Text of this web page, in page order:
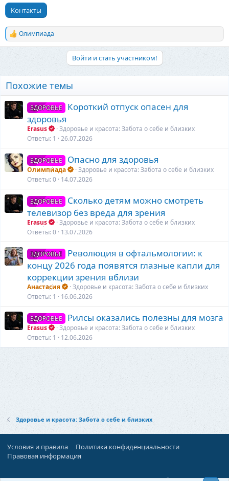
Контакты
Р
е
и
:
Олимпиада
Войти и стать участником!
Похожие темы
ЗДОРОВЬЕ
Короткий отпуск опасен для
здоровья
Erasus
Здоровье и красота: Забота о себе и близких
Ответы 1 26.07.2026
ЗДОРОВЬЕ Опасно для здоровья
Олимпиада
Здоровье и красота: Забота о себе и близких
Ответы 0 14.07.2026
ЗДОРОВЬЕ
Сколько детям можно смотреть
телевизор без вреда для зрения
Erasus
Здоровье и красота: Забота о себе и близких
Ответы 0 13.07.2026
ЗДОРОВЬЕ
Революция в офтальмологии: к
концу 2026 года появятся глазные капли для
коррекции зрения вблизи
Анастасия
Здоровье и красота: Забота о себе и близких
Ответы 1 16.06.2026
ЗДОРОВЬЕ Рилсы оказались полезны для мозга
Erasus
Здоровье и красота: Забота о себе и близких
Ответы 1 12.06.2026
Здоровье и красота: Забота о себе и близких
Условия и правила
Политика конфиденциальности
Правовая информация